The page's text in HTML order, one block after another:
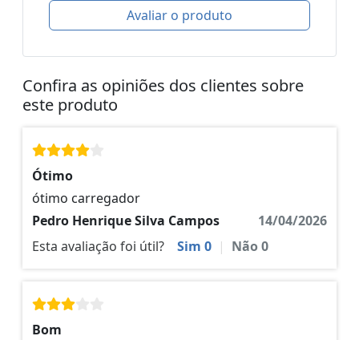
Avaliar o produto
Confira as opiniões dos clientes sobre
este produto
Ótimo
ótimo carregador
Pedro Henrique Silva Campos
14/04/2026
Esta avaliação foi útil?
Sim 0 | Não0
Bom